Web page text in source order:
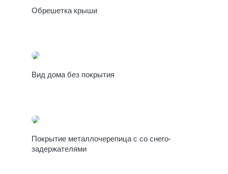
Обрешетка крыши
Вид дома без покрытия
Покрытие металлочерепица с со снего-
задержателями